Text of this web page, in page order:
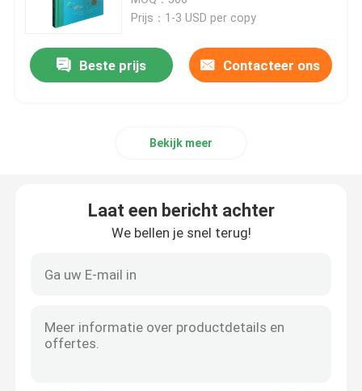
Persoonlijke tijdschriftdrukken
drukhoeveelheid
Prijs：1-3 USD per copy
Beste prijs Contacteer ons
Bekijk meer
Laat een bericht achter
We bellen je snel terug!